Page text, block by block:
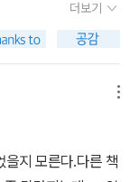
째 감상은, 내가
이다.(극찬) 이것
의 소설이라는 것은,
야기인데, 이거는
만한 문장도 아니
, 친구의 편지를 고
무 많다(보고 듣
휘들에 묶여 있는
과 절차상의 성취
는 전투에서 계속
떤 답을 찾을 수
모르겠다는 생각
점 희미해져 가고
집으로 실려 가는
더보기
을지 모른다.다른 책